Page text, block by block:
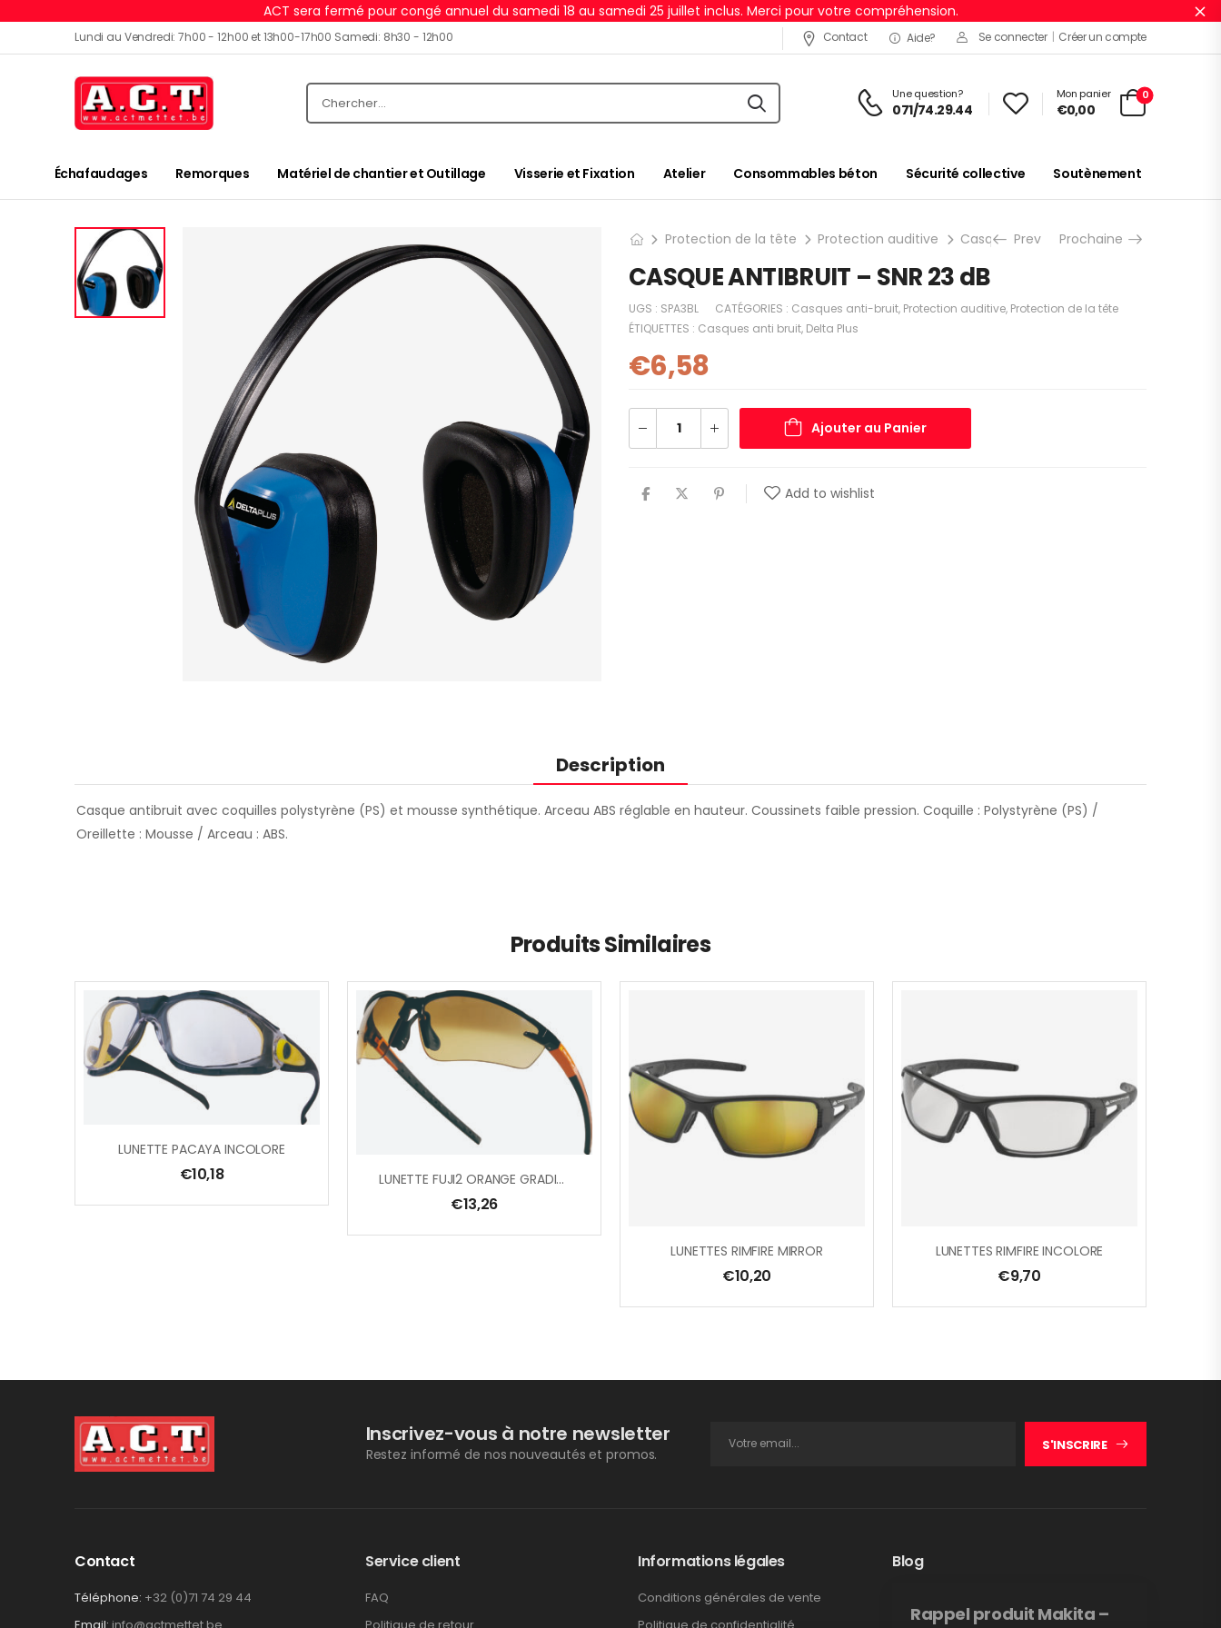
ACT sera fermé pour congé annuel du samedi 18 au samedi 25 juillet inclus. Merci pour votre compréhension.
Lundi au Vendredi: 7h00 - 12h00 et 13h00-17h00 Samedi: 8h30 - 12h00 Contact Aide? Se connecter | Créer un compte
Une question?
071/74.29.44
Mon panier
€0,00
0
Échafaudages Remorques Matériel de chantier et Outillage Visserie et Fixation Atelier Consommables béton Sécurité collective Soutènement
Protection de la tête Protection auditive Casques anti-bruit CASQUE
Prev Prochaine
CASQUE ANTIBRUIT – SNR 23 dB
UGS : SPA3BL CATÉGORIES : Casques anti-bruit, Protection auditive, Protection de la tête
ÉTIQUETTES : Casques anti bruit, Delta Plus
€6,58
Ajouter au Panier
Add to wishlist
Description
Casque antibruit avec coquilles polystyrène (PS) et mousse synthétique. Arceau ABS réglable en hauteur. Coussinets faible pression. Coquille : Polystyrène (PS) /
Oreillette : Mousse / Arceau : ABS.
Produits Similaires
LUNETTE PACAYA INCOLORE
€10,18 LUNETTE FUJI2 ORANGE GRADIENT
€13,26
LUNETTES RIMFIRE MIRROR
€10,20
LUNETTES RIMFIRE INCOLORE
€9,70
Inscrivez-vous à notre newsletter
Restez informé de nos nouveautés et promos.
S'INSCRIRE
Contact
Téléphone: +32 (0)71 74 29 44
Email: info@actmettet.be
Service client
FAQ
Politique de retour
Informations légales
Conditions générales de vente
Politique de confidentialité
Blog
Rappel produit Makita –